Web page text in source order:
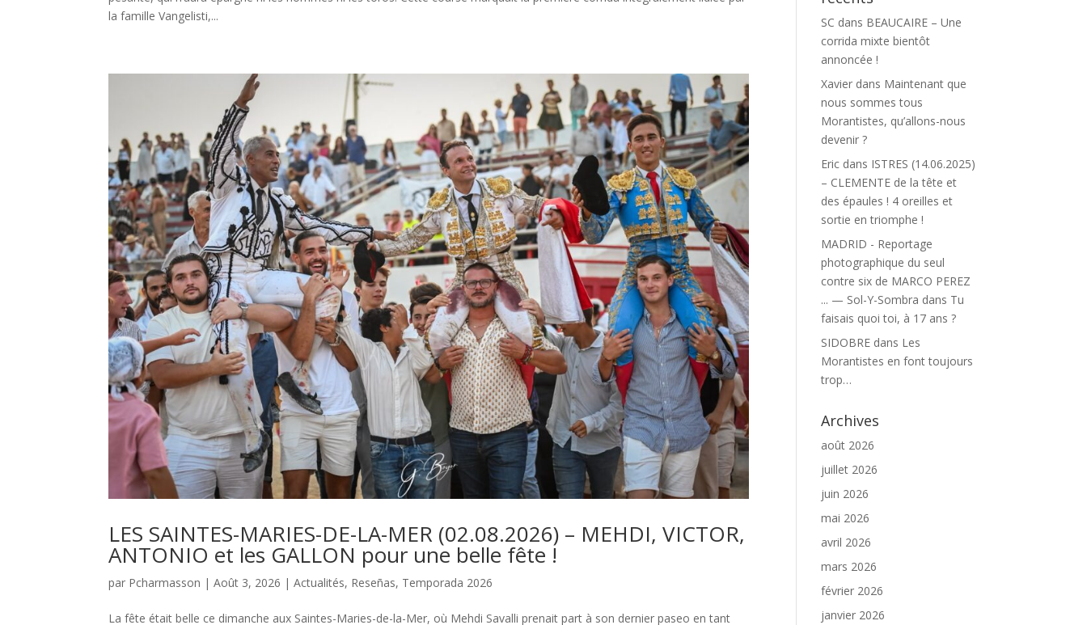
la famille Vangelisti,...
LES SAINTES-MARIES-DE-LA-MER (02.08.2026) – MEHDI, VICTOR,
ANTONIO et les GALLON pour une belle fête !
par Pcharmasson |Août 3, 2026 |Actualités, Reseñas, Temporada 2026
La fête était belle ce dimanche aux Saintes-Maries-de-la-Mer, où Mehdi Savalli prenait part à son dernier paseo en tant
SC dans BEAUCAIRE – Une
corrida mixte bientôt
annoncée !
Xavier dans Maintenant que
nous sommes tous
Morantistes, qu’allons-nous
devenir ?
Eric dans ISTRES (14.06.2025)
– CLEMENTE de la tête et
des épaules ! 4 oreilles et
sortie en triomphe !
MADRID - Reportage
photographique du seul
contre six de MARCO PEREZ
... — Sol-Y-Sombra dans Tu
faisais quoi toi, à 17 ans ?
SIDOBRE dans Les
Morantistes en font toujours
trop…
Archives
août 2026
juillet 2026
juin 2026
mai 2026
avril 2026
mars 2026
février 2026
janvier 2026